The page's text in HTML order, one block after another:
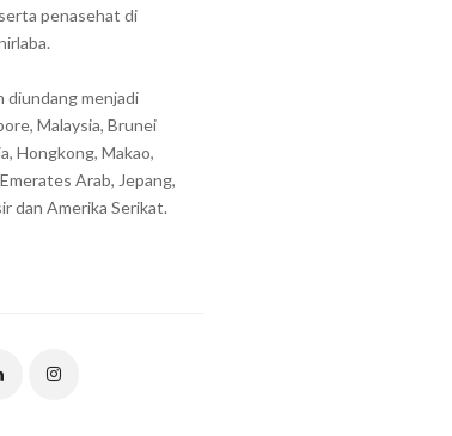
penasehat di
diundang menjadi
Malaysia, Brunei
Hongkong, Makao,
Arab, Jepang,
dan Amerika Serikat.